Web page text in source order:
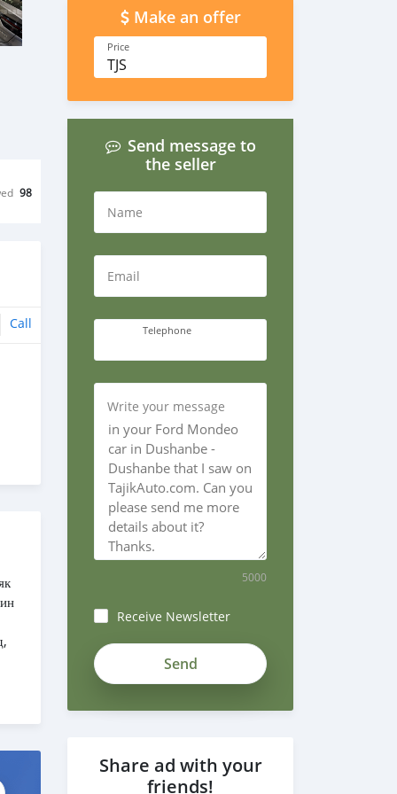
98
Call
Make an offer
Price
TJS
Send message to
the seller
Name
Email
Telephone
Write your message
5000
Receive Newsletter
Share ad with your
friends!